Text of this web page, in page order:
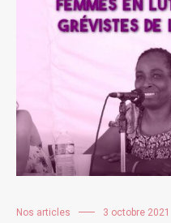
Nos articles 3 octobre 2021